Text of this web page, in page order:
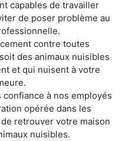
capables de travailler
de poser problème au
contre toutes
des animaux nuisibles
et qui nuisent à votre
à nos employés
opérée dans les
retrouver votre maison
nuisibles.